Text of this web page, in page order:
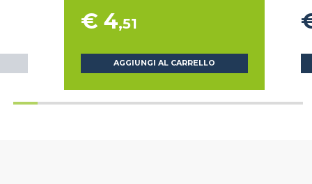
€ 4,51
AGGIUNGI AL CARRELLO